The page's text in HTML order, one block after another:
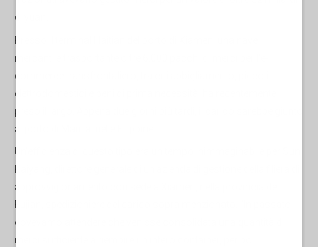
di yuan.
mercantile trasportante oltre 6.000 pacchi di merci per l'e-
commerce transfrontaliero, tra cui abbigliamento, piccoli
elettrodomestici e beni di prima necessità, ha recentemente
preso il largo. Appena due giorni più tardi, il carico sarebbe giunto
al porto di Manila, nelle Filippine.
Un'efficienza di questo tipo era un tempo inimmaginabile per Sun
approvvigionamento con sede a Xiamen, nella provincia del
dovevamo attendere che venisse consolidata una quantità di
merci sufficiente a riempire un intero container, per poi